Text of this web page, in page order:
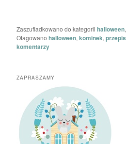
Zaszufladkowano do kategorii halloween,
Otagowano halloween,kominek,przepis
komentarzy
ZAPRASZAMY